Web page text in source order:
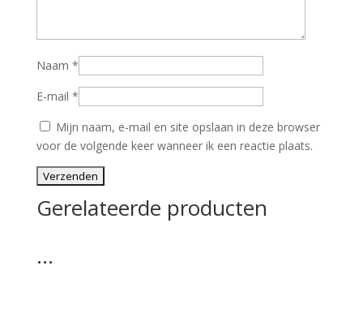
Naam *
E-mail *
Mijn naam, e-mail en site opslaan in deze browser
voor de volgende keer wanneer ik een reactie plaats.
Gerelateerde producten
…